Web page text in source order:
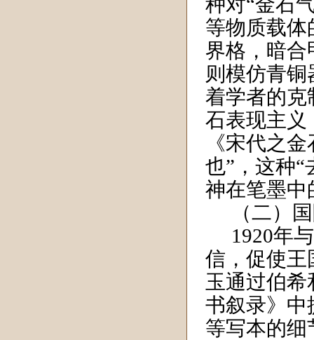
等物质载
界格，暗合
则模仿青
着学者的克
石表现主义
《宋代之
也”，这种
神在笔墨中
（二）
1920年
信，促使王
玉通过伯
书叙录》中
等写本的细